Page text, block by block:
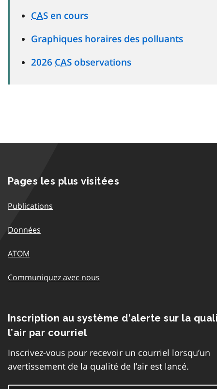
CAS en cours
Graphiques horaires des polluants
2026 CAS observations
Pages les plus visitées
Publications
Données
ATOM
Communiquez avec nous
Inscription au système d’alerte sur la
l’air par courriel
Inscrivez-vous pour recevoir un courriel lorsqu’un
avertissement de la qualité de l’air est lancé.